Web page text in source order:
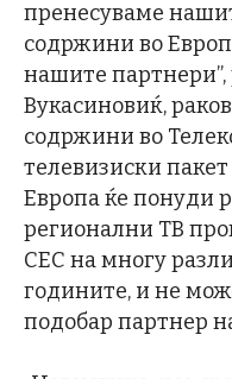
пренесуваме
содржини во
нашите
Вукасиновиќ,
содржини во
телевизиски
Европа ќе понуди
регионални ТВ
СЕС на многу
годините, и не
подобар партнер